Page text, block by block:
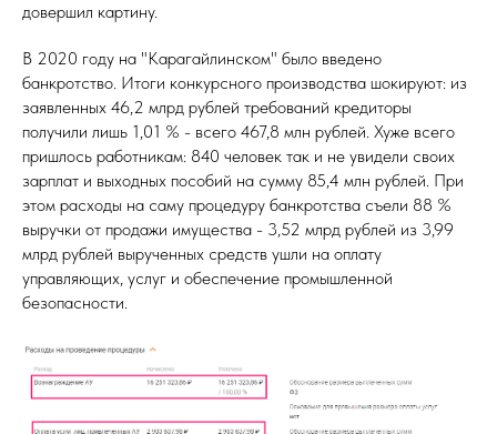
довершил картину.
В 2020 году на "Карагайлинском" было введено
банкротство. Итоги конкурсного производства шокируют: из
заявленных 46,2 млрд рублей требований кредиторы
получили лишь 1,01 % - всего 467,8 млн рублей. Хуже всего
пришлось работникам: 840 человек так и не увидели своих
зарплат и выходных пособий на сумму 85,4 млн рублей. При
этом расходы на саму процедуру банкротства съели 88 %
выручки от продажи имущества - 3,52 млрд рублей из 3,99
млрд рублей вырученных средств ушли на оплату
управляющих, услуг и обеспечение промышленной
безопасности.